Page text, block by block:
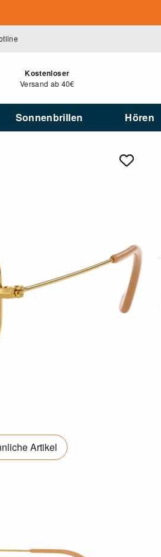
Kostenloser
Versand ab 40€
Sonnenbrillen Hören
Artikel